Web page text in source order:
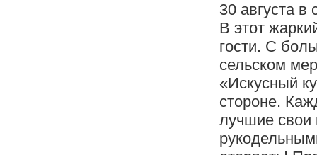
30 августа
В этот
гости. С
сельском
«Искусный
стороне.
лучшие свои